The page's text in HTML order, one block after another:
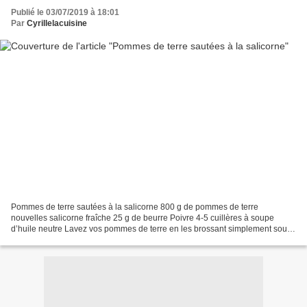
Publié le 03/07/2019 à 18:01
Par Cyrillelacuisine
Pommes de terre sautées à la salicorne 800 g de pommes de terre
nouvelles salicorne fraîche 25 g de beurre Poivre 4-5 cuillères à soupe
d’huile neutre Lavez vos pommes de terre en les brossant simplement sous